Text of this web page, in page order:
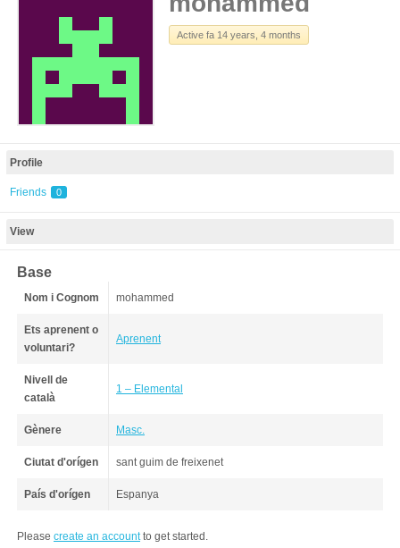
Active fa 14 years, 4 months
Profile
Friends 0
View
Base
Nom i Cognom mohammed
Ets aprenent o
voluntari?
Aprenent
Nivell de
català
1 – Elemental
Gènere Masc.
Ciutat d'orígen sant guim de freixenet
País d'orígen Espanya
Please create an accountto get started.